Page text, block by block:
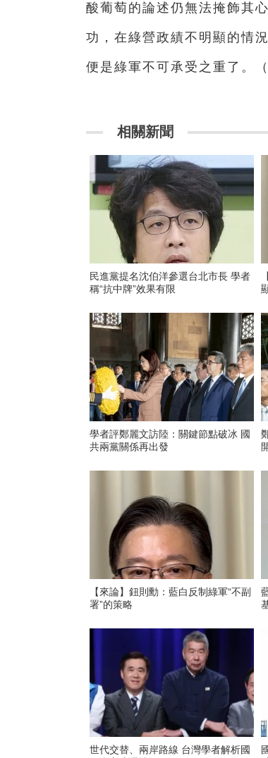
酸葡萄的論述仍無法掩飾其
功，在綠營政績不明顯的情
便是綠軍不可承受之重了。（
相關新聞
民進黨提名沈伯洋參選台北市長 學者
稱“抗中牌”效果有限
學者評鄭麗文訪陸：關鍵節點破冰 國
共兩黨關係再出發
【來論】鈕則勳：藍白反制綠軍“不副
署”的策略
世代交替、兩岸路線 台灣學者解析國